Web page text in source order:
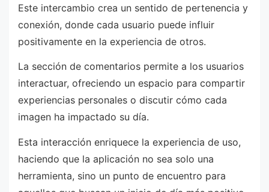
Este intercambio crea un sentido de pertenencia y
conexión, donde cada usuario puede influir
positivamente en la experiencia de otros.
La sección de comentarios permite a los usuarios
interactuar, ofreciendo un espacio para compartir
experiencias personales o discutir cómo cada
imagen ha impactado su día.
Esta interacción enriquece la experiencia de uso,
haciendo que la aplicación no sea solo una
herramienta, sino un punto de encuentro para